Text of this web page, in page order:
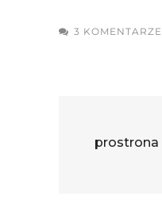
3 KOMENTARZE
prostrona